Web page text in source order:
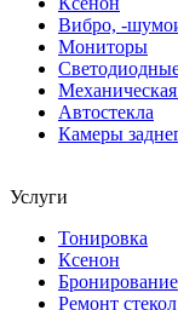
Вибро, -
Мониторы
Автостекла
Камеры
Услуги
Тонировка
Ксенон
Бронирование
Ремонт стекол